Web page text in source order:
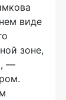
виде
зоне,
—